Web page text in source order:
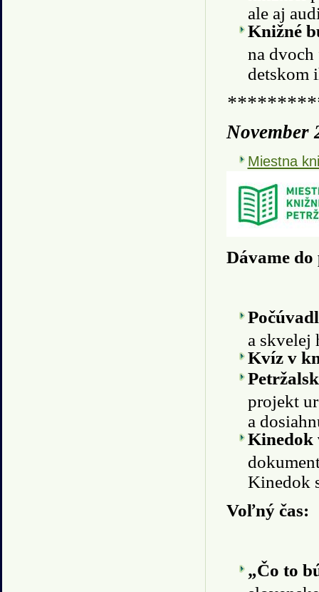
ale aj
Knižné
na
detskom
November
Miestna
Dávame
a skvelej
Kvíz v
projekt
a
Kinedok
Voľný čas:
„Čo to